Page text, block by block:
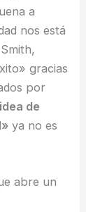
a
nos está
gracias
por
de
ya no es
abre un